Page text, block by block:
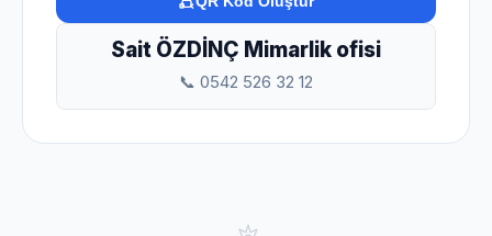
Sait ÖZDİNÇ Mimarlik ofisi
📞 0542 526 32 12